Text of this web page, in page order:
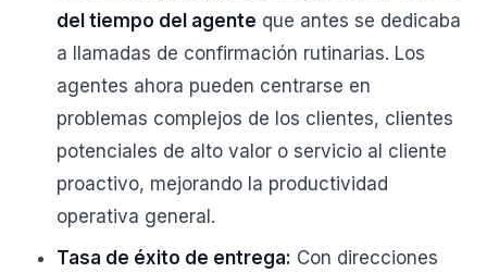
del tiempo del agente que antes se dedicaba
a llamadas de confirmación rutinarias. Los
agentes ahora pueden centrarse en
problemas complejos de los clientes, clientes
potenciales de alto valor o servicio al cliente
proactivo, mejorando la productividad
operativa general.
Tasa de éxito de entrega: Con direcciones